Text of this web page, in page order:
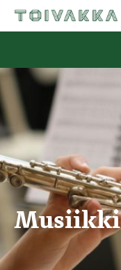
Musiikki